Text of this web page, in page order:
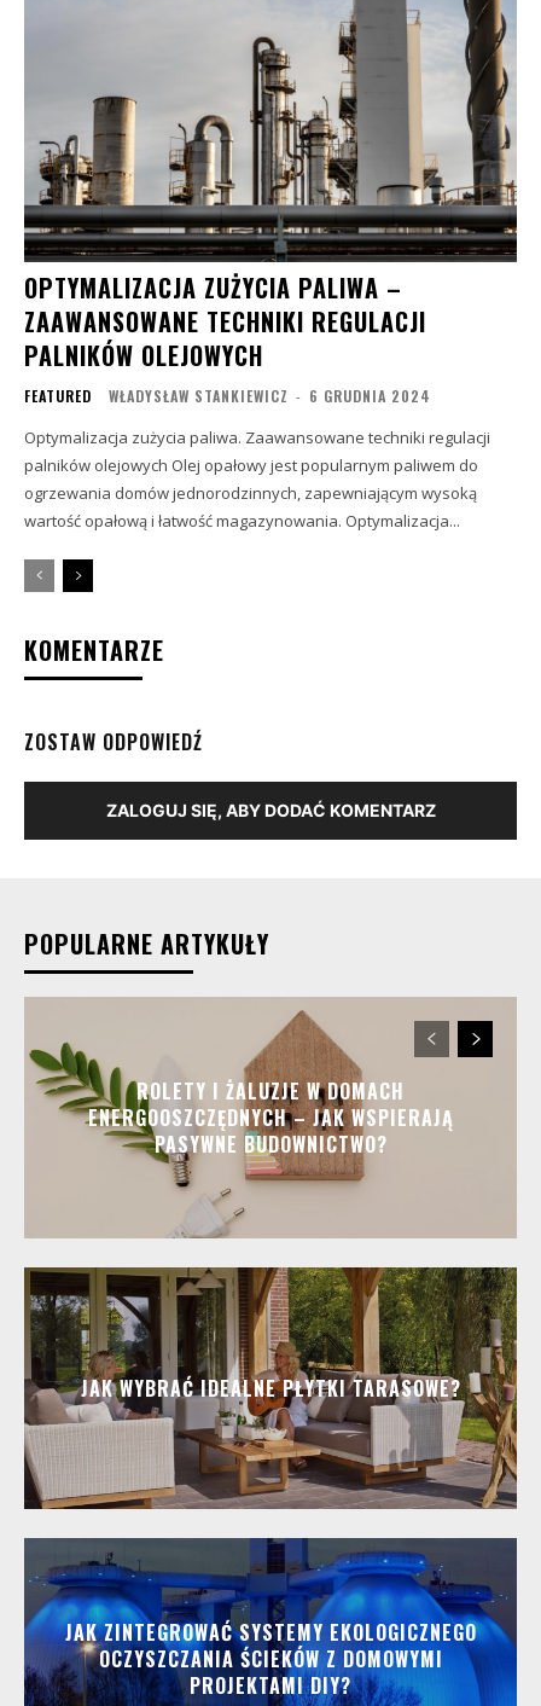
OPTYMALIZACJA ZUŻYCIA PALIWA –
ZAAWANSOWANE TECHNIKI REGULACJI
PALNIKÓW OLEJOWYCH
FEATURED WŁADYSŁAW STANKIEWICZ - 6 GRUDNIA 2024
Optymalizacja zużycia paliwa. Zaawansowane techniki regulacji
palników olejowych Olej opałowy jest popularnym paliwem do
ogrzewania domów jednorodzinnych, zapewniającym wysoką
wartość opałową i łatwość magazynowania. Optymalizacja...
KOMENTARZE
ZOSTAW ODPOWIEDŹ
ZALOGUJ SIĘ, ABY DODAĆ KOMENTARZ
POPULARNE ARTYKUŁY
ROLETY I ŻALUZJE W DOMACH
ENERGOOSZCZĘDNYCH – JAK WSPIERAJĄ
PASYWNE BUDOWNICTWO?
JAK WYBRAĆ IDEALNE PŁYTKI TARASOWE?
JAK ZINTEGROWAĆ SYSTEMY EKOLOGICZNEGO
OCZYSZCZANIA ŚCIEKÓW Z DOMOWYMI
PROJEKTAMI DIY?